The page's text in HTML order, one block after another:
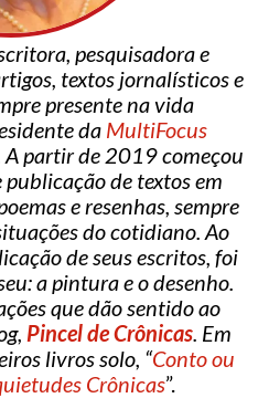
pesquisadora e
textos jornalísticos e
presente na vida
da MultiFocus
A partir de 2019 começou
de textos em
e resenhas, sempre
do cotidiano. Ao
de seus escritos, foi
a pintura e o desenho.
que dão sentido ao
Pincel de Crônicas. Em
livros solo, “Conto ou
Crônicas”.